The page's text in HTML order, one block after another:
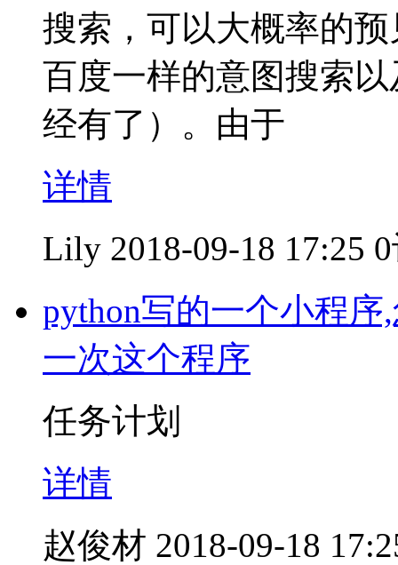
搜索，可以大概率的
百度一样的意图搜索
经有了）。由于
详情
Lily 2018-09-18 17:25
python写的一个小程
一次这个程序
任务计划
详情
赵俊材 2018-09-18